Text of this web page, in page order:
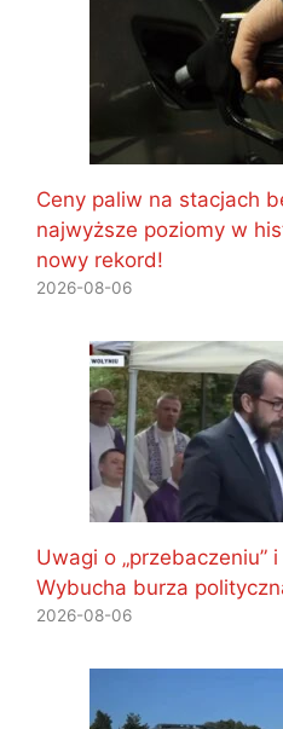
Ceny paliw na stacjach
najwyższe poziomy w
nowy rekord!
2026-08-06
Uwagi o „przebaczeniu”
Wybucha burza
2026-08-06